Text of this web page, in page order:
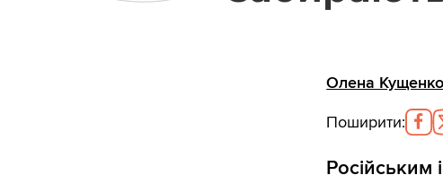
Олена Кущенко
Поширити:
Російським